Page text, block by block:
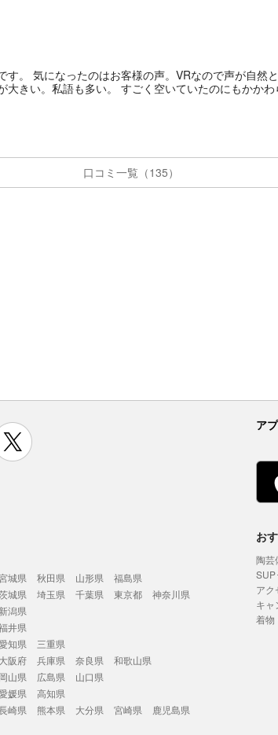
す。 気になったのはお客様の声。VRなので声が自然
大きい。私語も多い。 すごく空いていたのにもかかわ
口コミ一覧（135）
ア
城県 秋田県 山形県
福島県
城県 埼玉県 千葉県 東京都
神奈川県
新潟県
井県
知県
三重県
大阪府 兵庫県 奈良県
和歌山県
岡山県 広島県
山口県
媛県
高知県
崎県 熊本県 大分県 宮崎県
鹿児島県
お
陶芸
SUP
アク
キャ
着物